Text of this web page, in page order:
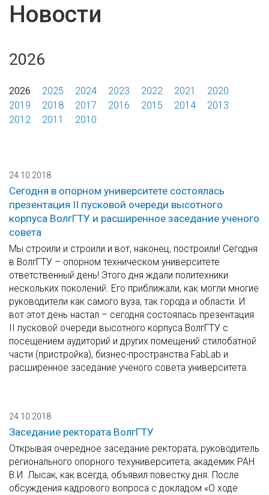
Новости
2026
2026 2025 2024 2023 2022 2021
2020
2019
2018 2017 2016 2015 2014
2013
2012
2011 2010
24.10.2018
Сегодня в опорном университете состоялась
презентация II пусковой очереди высотного
корпуса ВолгГТУ и расширенное заседание ученого
совета
Мы строили и строили и вот, наконец, построили! Сегодня
в ВолгГТУ – опорном техническом университете
ответственный день! Этого дня ждали политехники
нескольких поколений. Его приближали, как могли многие
руководители как самого вуза, так города и области. И
вот этот день настал – сегодня состоялась презентация
II пусковой очереди высотного корпуса ВолгГТУ с
посещением аудиторий и других помещений стилобатной
части (пристройка), бизнес-пространства FabLab и
расширенное заседание ученого совета университета.
24.10.2018
Заседание ректората ВолгГТУ
Открывая очередное заседание ректората, руководитель
регионального опорного техуниверситета, академик РАН
В.И. Лысак, как всегда, объявил повестку дня. После
обсуждения кадрового вопроса с докладом «О ходе